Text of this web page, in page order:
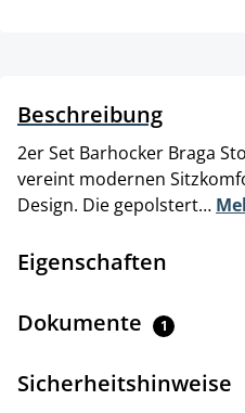
Beschreibung
2er Set Barhocker Braga
vereint modernen
Design. Die gepolstert…
Eigenschaften
Dokumente 1
Sicherheitshinweise